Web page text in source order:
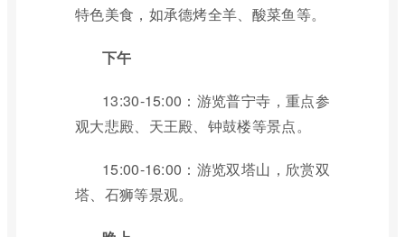
特色美食，如承德烤全羊、酸菜鱼等。
下午
13:30-15:00：游览普宁寺，重点参
观大悲殿、天王殿、钟鼓楼等景点。
15:00-16:00：游览双塔山，欣赏双
塔、石狮等景观。